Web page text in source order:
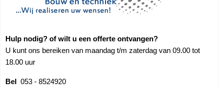
Hulp nodig? of wilt u een offerte ontvangen?
U kunt ons bereiken van maandag t/m zaterdag van 09.00 tot
18.00 uur
Bel 053 - 8524920